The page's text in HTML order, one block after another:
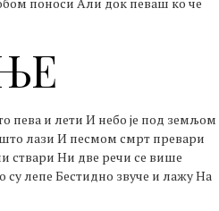
пева и лети И небо је под земљом
што лази И песмом смрт превари
ствари Ни две речи се више
лепе Бестидно звуче и лажу На